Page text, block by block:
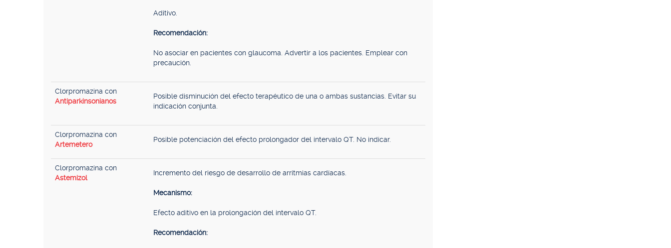
Aditivo.
Recomendación:
No asociar en pacientes con glaucoma. Advertir a los pacientes. Emplear con
precaución.
Clorpromazina con
Antiparkinsonianos
Posible disminución del efecto terapéutico de una o ambas sustancias. Evitar su
indicación conjunta.
Clorpromazina con
Artemetero
Posible potenciación del efecto prolongador del intervalo QT. No indicar.
Clorpromazina con
Astemizol
Incremento del riesgo de desarrollo de arritmias cardíacas.
Mecanismo:
Efecto aditivo en la prolongación del intervalo QT.
Recomendación: